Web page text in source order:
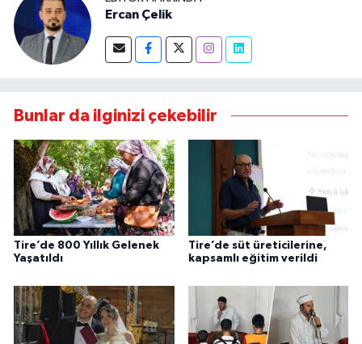
Ercan Çelik
Bunlar da ilginizi çekebilir
Tire’de 800 Yıllık Gelenek
Yaşatıldı
Tire’de süt üreticilerine,
kapsamlı eğitim verildi